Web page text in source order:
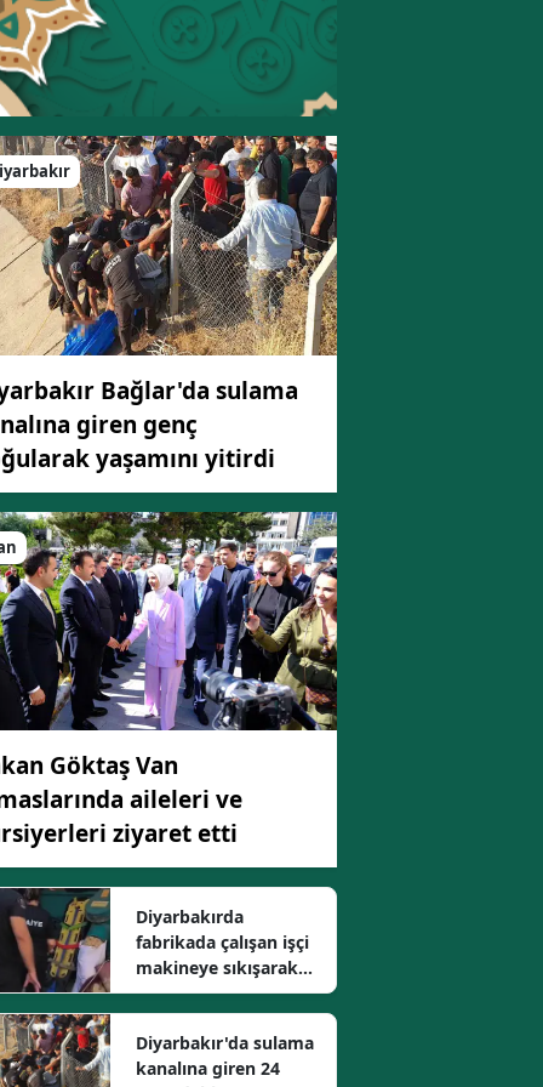
Bilecik
Bingöl
Bolu
Burdur
Bursa
Çanakkale
Çankırı
Çorum
Denizli
Diyarbakır
Edirne
Elazığ
Erzincan
Erzurum
Eskişehir
Gaziantep
Giresun
Gümüşhane
Hakkari
Hatay
Isparta
Bağlar'da sulama
giren genç
yaşamını yitirdi
Göktaş Van
aileleri ve
ziyaret etti
Diyarbakırda
fabrikada çalışan işçi
makineye sıkışarak
ağır yaralandı
Diyarbakır'da sulama
kanalına giren 24